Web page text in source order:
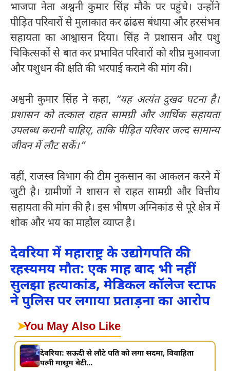
भाजपा नेता अश्वनी कुमार सिंह मौके पर पहुंचे। उन्होंने
पीड़ित परिवारों से मुलाकात कर ढांढस बंधाया और हरसंभव
सहायता का आश्वासन दिया। सिंह ने प्रशासन और पशु
चिकित्सकों से बात कर प्रभावित परिवारों को शीघ्र मुआवजा
और पशुधन की क्षति की भरपाई कराने की मांग की।
अश्वनी कुमार सिंह ने कहा, “यह अत्यंत दुखद घटना है।
प्रशासन को तत्काल राहत सामग्री और आर्थिक सहायता
उपलब्ध करानी चाहिए, ताकि पीड़ित परिवार जल्द सामान्य
जीवन में लौट सकें।”
वहीं, राजस्व विभाग की टीम नुकसान का आकलन करने में
जुटी है। ग्रामीणों ने शासन से राहत सामग्री और वित्तीय
सहायता की मांग की है। इस भीषण अग्निकांड से पूरे क्षेत्र में
शोक और भय का माहौल व्याप्त है।
देवरिया में महाराष्ट्र के उद्योगपति की
रहस्यमय मौत: एक माह बाद भी नहीं
सुलझा हत्याकांड, मेडिकल कॉलेज स्टाफ
ने पुलिस पर लगाया प्रताड़ना का आरोप
➤You May Also Like
देवरिया: सऊदी से लौटे पति को लगा सदमा, विवाहिता
पत्नी मासूम बेटी...